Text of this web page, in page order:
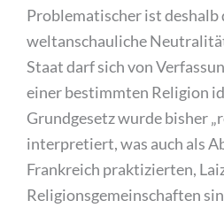
Problematischer ist deshalb
weltanschauliche
Staat darf sich von
einer bestimmten Religion
Grundgesetz wurde bisher
interpretiert, was auch als
Frankreich praktizierten,
Religionsgemeinschaften